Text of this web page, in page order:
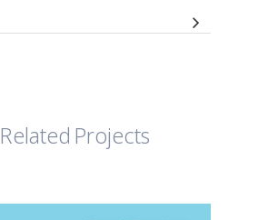
Related Projects